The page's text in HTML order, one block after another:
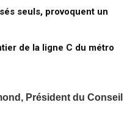
seuls, provoquent un
de la ligne C du métro
Président du Conseil